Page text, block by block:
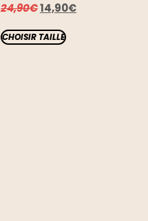
24,90€14,90€
CHOISIR TAILLE